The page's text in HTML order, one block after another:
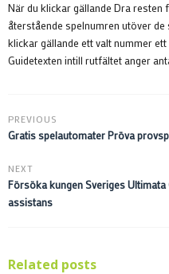
När du klickar gällande Dra
återstående spelnumren utöver
klickar gällande ett valt nummer
Guidetexten intill rutfältet anger
PREVIOUS
Gratis spelautomater Pröva
NEXT
Försöka kungen Sveriges
assistans
Related posts